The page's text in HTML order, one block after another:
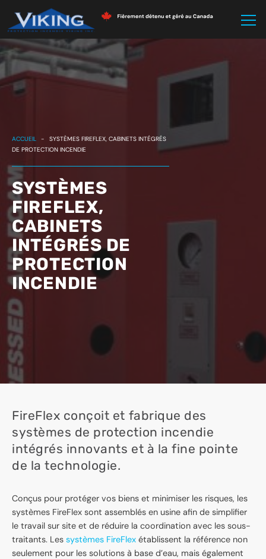
ACCUEIL -
SYSTÈMES FIREFLEX, CABINETS INTÉGRÉS
DE PROTECTION INCENDIE
SYSTÈMES
FIREFLEX,
CABINETS
INTÉGRÉS DE
PROTECTION
INCENDIE
FireFlex conçoit et fabrique des
systèmes de protection incendie
intégrés innovants et à la fine pointe
de la technologie.
Conçus pour protéger vos biens et minimiser les risques, les
systèmes FireFlex sont assemblés en usine afin de simplifier
le travail sur site et de réduire la coordination avec les sous-
traitants. Les systèmes FireFlex établissent la référence non
seulement pour les solutions à base d’eau, mais également